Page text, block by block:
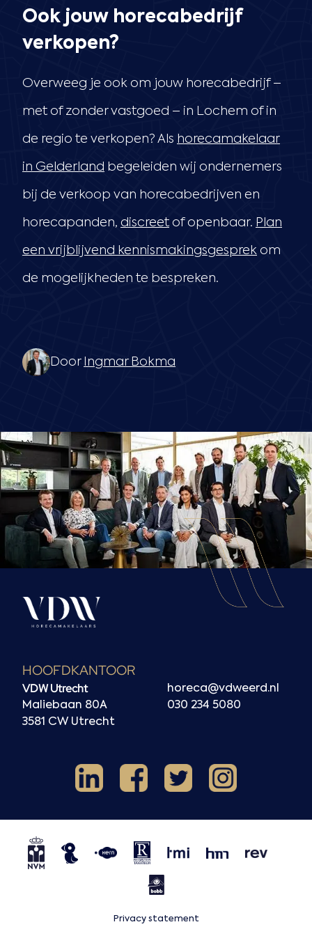
Ook jouw horecabedrijf
verkopen?
Overweeg je ook om jouw horecabedrijf –
met of zonder vastgoed – in Lochem of in
de regio te verkopen? Als horecamakelaar
in Gelderland begeleiden wij ondernemers
bij de verkoop van horecabedrijven en
horecapanden, discreet of openbaar. Plan
een vrijblijvend kennismakingsgesprek om
de mogelijkheden te bespreken.
Door Ingmar Bokma
HOOFDKANTOOR
VDW Utrecht
Maliebaan 80A
3581 CW Utrecht
horeca@vdweerd.nl
030 234 5080
LinkedInFacebook
X Instagram
NVM
Horecaspot
Kern
NRVT
TMI HMN REV
BOBB
Privacy statement